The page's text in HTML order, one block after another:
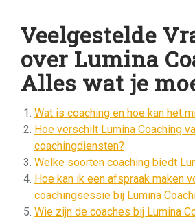
Veelgestelde
over Lumina
Alles wat je
Wat is coaching en hoe kan het
Hoe verschilt Lumina Coaching
coachingdiensten?
Welke soorten coaching biedt
Hoe kan ik een afspraak maken
coachingsessie bij Lumina
Wie zijn de coaches bij Lumina